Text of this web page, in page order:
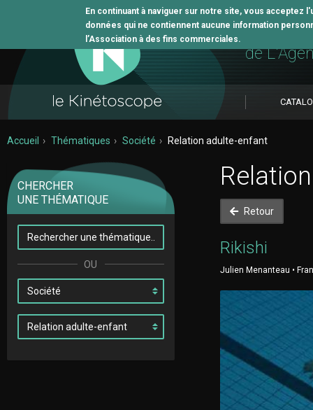
En continuant à naviguer sur notre site, vous
données qui ne contiennent aucune information
l’Association à des fins commerciales. L'outil
de
Accueil Thématiques Société Relation adulte-enfant
CHERCHER
UNE THÉMATIQUE
Retour
Rikishi
Julien Menanteau •